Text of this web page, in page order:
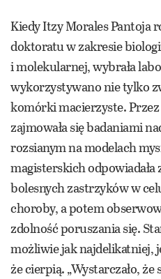
Kiedy Itzy Morales Pantoja
doktoratu w zakresie
i molekularnej, wybrała
wykorzystywano nie tylko
komórki macierzyste.
zajmowała się badaniami
rozsianym na modelach
magisterskich
bolesnych zastrzyków w
choroby, a potem
zdolność poruszania się.
możliwie jak najdelikatniej,
że cierpią. „Wystarczało, że